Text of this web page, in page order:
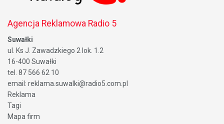
Agencja Reklamowa Radio 5
Suwałki
ul. Ks J. Zawadzkiego 2 lok. 1.2
16-400 Suwałki
tel. 87 566 62 10
email: reklama.suwalki@radio5.com.pl
Reklama
Tagi
Mapa firm